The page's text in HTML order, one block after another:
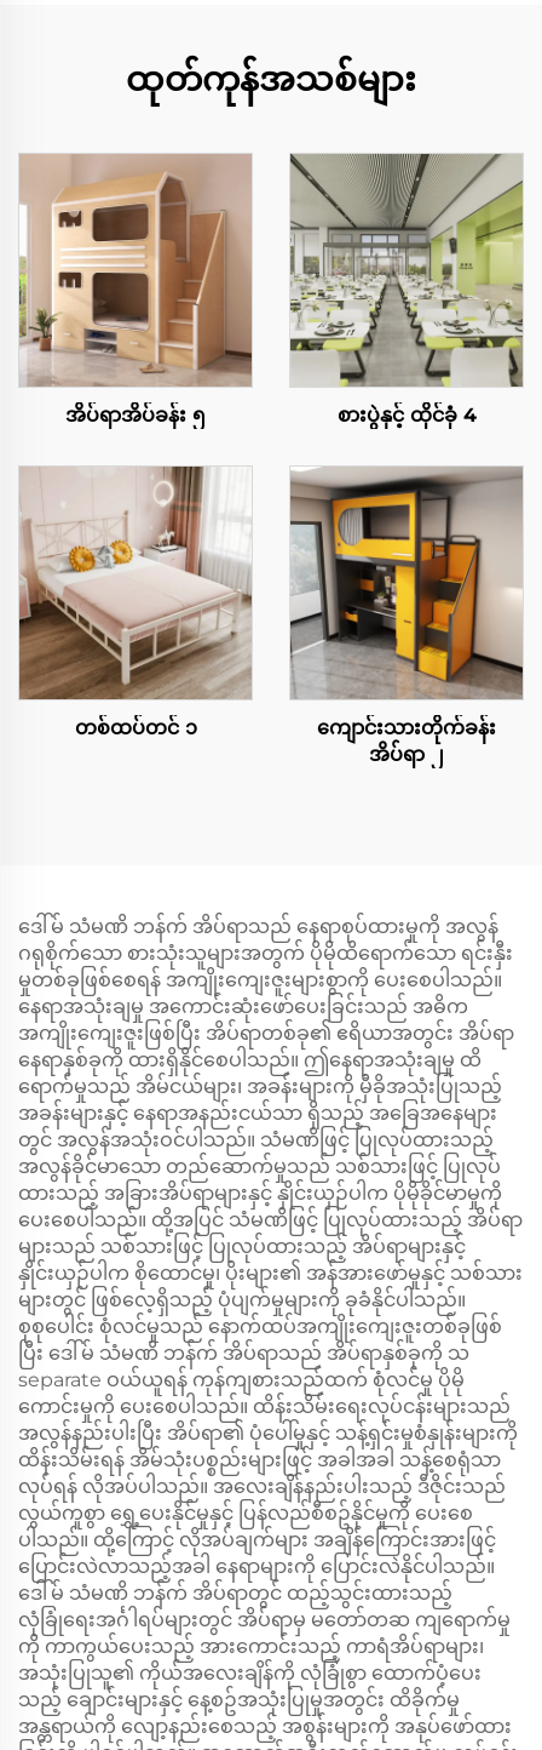
ထုတ်ကုန်အသစ်များ
အိပ်ရာအိပ်ခန်း ၅ စားပွဲနှင့် ထိုင်ခုံ 4
တစ်ထပ်တင် ၁
ကျောင်းသားတိုက်ခန်း
အိပ်ရာ ၂
ဒေါ်မ် သံမဏိ ဘန်က် အိပ်ရာသည် နေရာစုပ်ထားမှုကို အလွန်
ဂရုစိုက်သော စားသုံးသူများအတွက် ပိုမိုထိရောက်သော ရင်းနှီး
မှုတစ်ခုဖြစ်စေရန် အကျိုးကျေးဇူးများစွာကို ပေးစေပါသည်။
နေရာအသုံးချမှု အကောင်းဆုံးဖော်ပေးခြင်းသည် အဓိက
အကျိုးကျေးဇူးဖြစ်ပြီး အိပ်ရာတစ်ခု၏ ဧရိယာအတွင်း အိပ်ရာ
နေရာနှစ်ခုကို ထားရှိနိုင်စေပါသည်။ ဤနေရာအသုံးချမှု ထိ
ရောက်မှုသည် အိမ်ငယ်များ၊ အခန်းများကို မှီခိုအသုံးပြုသည့်
အခန်းများနှင့် နေရာအနည်းငယ်သာ ရှိသည့် အခြေအနေများ
တွင် အလွန်အသုံးဝင်ပါသည်။ သံမဏိဖြင့် ပြုလုပ်ထားသည့်
အလွန်ခိုင်မာသော တည်ဆောက်မှုသည် သစ်သားဖြင့် ပြုလုပ်
ထားသည့် အခြားအိပ်ရာများနှင့် နှိုင်းယှဉ်ပါက ပိုမိုခိုင်မာမှုကို
ပေးစေပါသည်။ ထို့အပြင် သံမဏိဖြင့် ပြုလုပ်ထားသည့် အိပ်ရာ
များသည် သစ်သားဖြင့် ပြုလုပ်ထားသည့် အိပ်ရာများနှင့်
နှိုင်းယှဉ်ပါက စိုထောင်မှု၊ ပိုးများ၏ အန်အားဖော်မှုနှင့် သစ်သား
များတွင် ဖြစ်လေ့ရှိသည့် ပုံပျက်မှုများကို ခုခံနိုင်ပါသည်။
စုစုပေါင်း စုံလင်မှုသည် နောက်ထပ်အကျိုးကျေးဇူးတစ်ခုဖြစ်
ပြီး ဒေါ်မ် သံမဏိ ဘန်က် အိပ်ရာသည် အိပ်ရာနှစ်ခုကို သ
separate ဝယ်ယူရန် ကုန်ကျစားသည်ထက် စုံလင်မှု ပိုမို
ကောင်းမှုကို ပေးစေပါသည်။ ထိန်းသိမ်းရေးလုပ်ငန်းများသည်
အလွန်နည်းပါးပြီး အိပ်ရာ၏ ပုံပေါ်မှုနှင့် သန့်ရှင်းမှုစံနှုန်းများကို
ထိန်းသိမ်းရန် အိမ်သုံးပစ္စည်းများဖြင့် အခါအခါ သန့်စေရုံသာ
လုပ်ရန် လိုအပ်ပါသည်။ အလေးချိန်နည်းပါးသည့် ဒီဇိုင်းသည်
လွယ်ကူစွာ ရွှေ့ပေးနိုင်မှုနှင့် ပြန်လည်စီစဥ်နိုင်မှုကို ပေးစေ
ပါသည်။ ထို့ကြောင့် လိုအပ်ချက်များ အချိန်ကြောင်းအားဖြင့်
ပြောင်းလဲလာသည့်အခါ နေရာများကို ပြောင်းလဲနိုင်ပါသည်။
ဒေါ်မ် သံမဏိ ဘန်က် အိပ်ရာတွင် ထည့်သွင်းထားသည့်
လုံခြုံရေးအင်္ဂါရပ်များတွင် အိပ်ရာမှ မတော်တဆ ကျရောက်မှု
ကို ကာကွယ်ပေးသည့် အားကောင်းသည့် ကာရံအိပ်ရာများ၊
အသုံးပြုသူ၏ ကိုယ်အလေးချိန်ကို လုံခြုံစွာ ထောက်ပံ့ပေး
သည့် ချောင်းများနှင့် နေ့စဥ်အသုံးပြုမှုအတွင်း ထိခိုက်မှု
အန္တရာယ်ကို လျော့နည်းစေသည့် အစွန်းများကို အနုပ်ဖော်ထား